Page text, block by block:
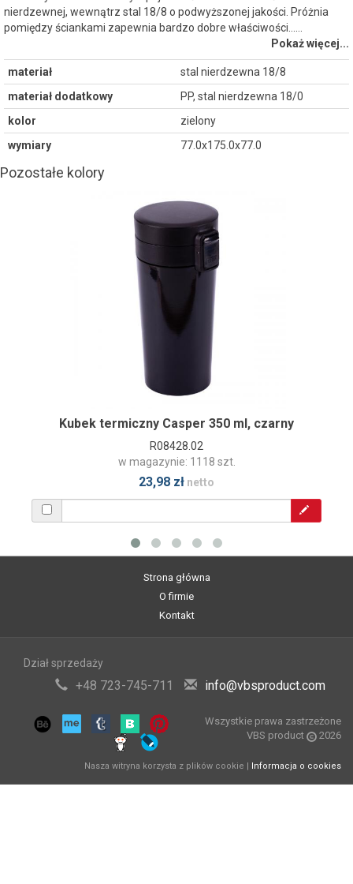
nierdzewnej, wewnątrz stal 18/8 o podwyższonej jakości. Próżnia
pomiędzy ściankami zapewnia bardzo dobre właściwości...…
Pokaż więcej...
materiał
stal nierdzewna 18/8
materiał dodatkowy
PP, stal nierdzewna 18/0
kolor
zielony
wymiary
77.0x175.0x77.0
Pozostałe kolory
Kubek termiczny Casper 350 ml, czarny
R08428.02
w magazynie: 1118 szt.
23,98 zł netto
Strona główna
O firmie
Kontakt
Dział sprzedaży
+48 723-745-711 info@vbsproduct.com
Wszystkie prawa zastrzeżone
VBS product
2026
Nasza witryna korzysta z plików cookie | Informacja o cookies